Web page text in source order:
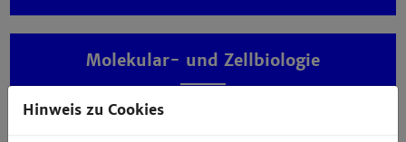
Molekular- und Zellbiologie
Hinweis zu Cookies